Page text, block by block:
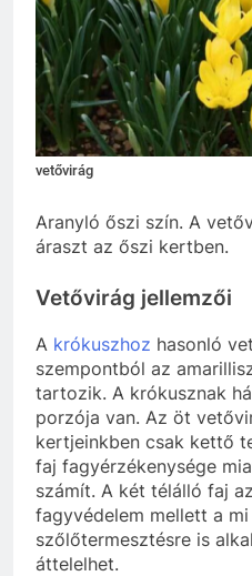
vetővirág
Aranyló őszi szín. A
áraszt az őszi kertben.
Vetővirág jellemzői
A krókuszhoz hasonló
szempontból az
tartozik. A krókusznak
porzója van. Az öt
kertjeinkben csak kettő
faj fagyérzékenysége
számít. A két télálló faj
fagyvédelem mellett a
szőlőtermesztésre is
áttelelhet.